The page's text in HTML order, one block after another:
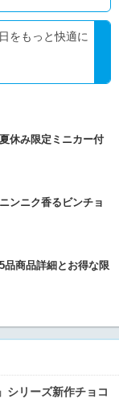
をもっと快適に
休み限定ミニカー付
ンニク香るビンチョ
品商品詳細とお得な限
シリーズ新作チョコ